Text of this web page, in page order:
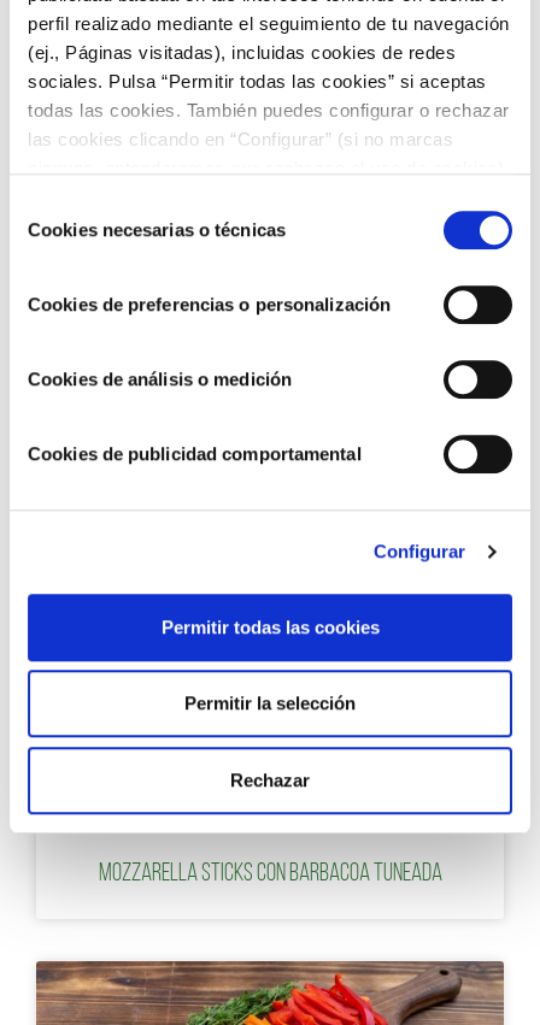
perfil realizado mediante el seguimiento de tu navegación
(ej., Páginas visitadas), incluidas cookies de redes
sociales. Pulsa “Permitir todas las cookies” si aceptas
todas las cookies. También puedes configurar o rechazar
las cookies clicando en “Configurar” (si no marcas
COOKIES.
deCookies necesarias o técnicas
Cookies de preferencias o personalización
Cookies de análisis o medición
Cookies de publicidad comportamental
Configurar
Permitir todas las cookies
Permitir la selección
Rechazar
RECETAS CON CARNE
RECETAS CON SALSA BARBACOA
Mozzarella Sticks con Barbacoa Tuneada